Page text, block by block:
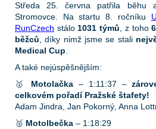
Středa 25. června patřila běhu
Stromovce. Na startu 8. ročníku
RunCzech stálo 1031 týmů , z toho
běžců , díky nimž jsme se stali
Medical Cup
A také nejúspěšnějším:
🥇 Motolačka – 1:11:37 –
celkovém pořadí Pražské štafety!
Adam Jindra, Jan Pokorný, Anna
🥈 Motolbečka – 1:18:29